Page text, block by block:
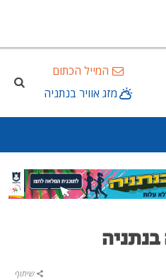
המייל הכתום
מזג אוויר בנתניה
שיתוף